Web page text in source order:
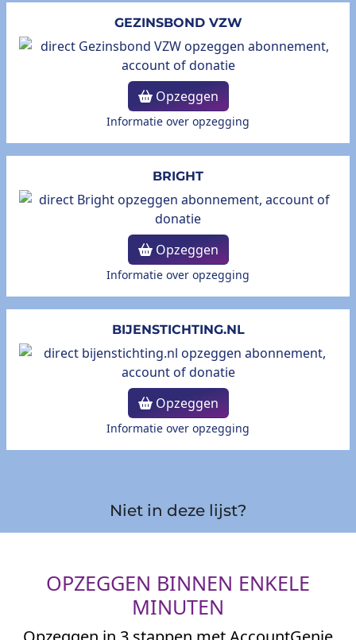
GEZINSBOND VZW
Opzeggen
Informatie over opzegging
BRIGHT
Opzeggen
Informatie over opzegging
BIJENSTICHTING.NL
Opzeggen
Informatie over opzegging
Niet in deze lijst?
OPZEGGEN BINNEN ENKELE
MINUTEN